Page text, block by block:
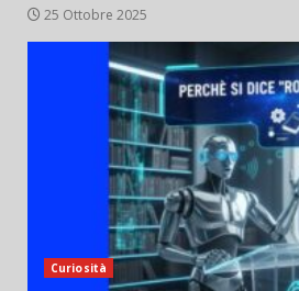
25 Ottobre 2025
Curiosità